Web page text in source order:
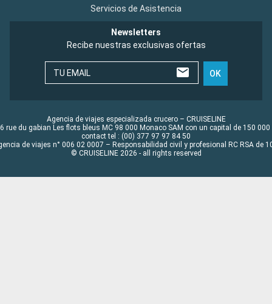
Servicios de Asistencia
Newsletters
Recibe nuestras exclusivas ofertas
TU EMAIL OK
Agencia de viajes especializada crucero – CRUISELINE
rue du gabian Les flots bleus MC 98 000 Monaco SAM con un capital de 150 000
contact tel : (00) 377 97 97 84 50
de viajes n° 006 02 0007 – Responsabilidad civil y profesional RC RSA de
© CRUISELINE 2026 - all rights reserved